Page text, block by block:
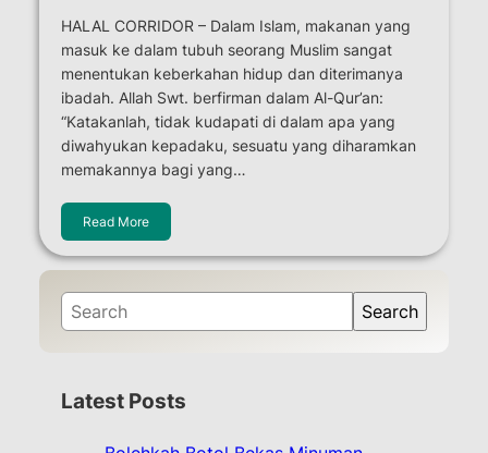
HALAL CORRIDOR – Dalam Islam, makanan yang
masuk ke dalam tubuh seorang Muslim sangat
menentukan keberkahan hidup dan diterimanya
ibadah. Allah Swt. berfirman dalam Al-Qur’an:
“Katakanlah, tidak kudapati di dalam apa yang
diwahyukan kepadaku, sesuatu yang diharamkan
memakannya bagi yang…
Read More
S
e
c
Search
Latest Posts